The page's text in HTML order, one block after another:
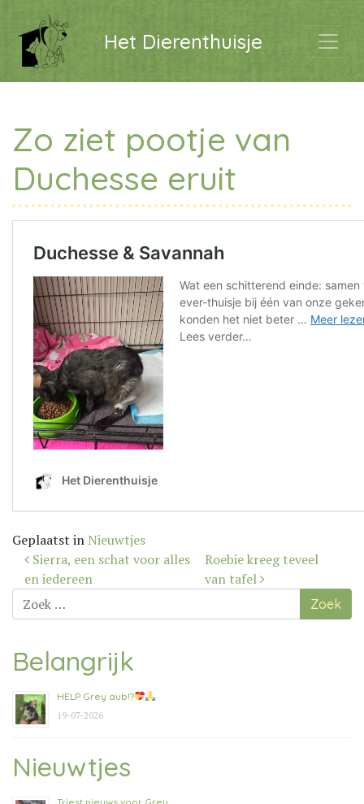
Het Dierenthuisje
Zo ziet pootje van
Duchesse eruit
Geplaatst in Nieuwtjes
Bericht
navigatie
Sierra, een schat voor alles
en iedereen
Roebie kreeg teveel
van tafel
Zoek
naar:
Belangrijk
HELP Grey aub!?
19-07-2026
Nieuwtjes